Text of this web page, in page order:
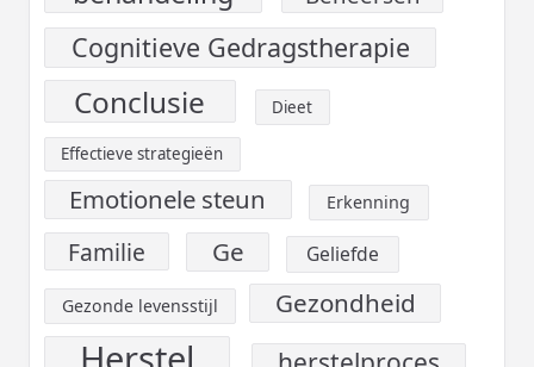
Cognitieve Gedragstherapie
Conclusie Dieet
Effectieve strategieën
Emotionele steun Erkenning
Familie Ge Geliefde
Gezonde levensstijl Gezondheid